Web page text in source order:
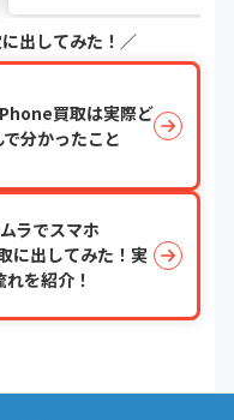
出してみた！／
買取は実際ど
分かったこと
ラでスマホ
に出してみた！実
を紹介！